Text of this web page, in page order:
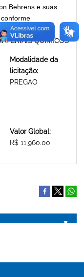
Behrens e suas
contidas no
QUÍMICOS
Modalidade da
licitação:
PREGAO
Valor Global:
R$ 11,960.00